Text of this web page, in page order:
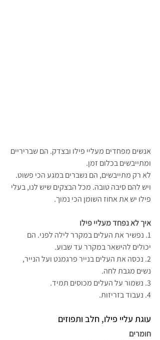
אנשים מפחדים מעליי פילו ובצדק. הם שבריריים
ומתייבשים בכלום זמן.
לא רק מתייבשים, הם נשברים במגע הכי פשוט.
ויש להם סיבה טובה. מכל הבצקים שיש לנו, בעלי
פילו יש את אחוז השומן הכי נמוך.
איך לא נפחד מעליי פילו
1. נפשיר את העלים במקרר לילה לפני. הם
יכולים להישאר במקרר עד שבוע.
2. נכסה את העלים בנייר פרגמנט ועל הנייר,
נשים מגבת לחה.
3. נשמור על העלים מכוסים תמיד.
4. נעבוד בזריזות.
עוגת עליי פילו, חלב ותפוזים
חומרים